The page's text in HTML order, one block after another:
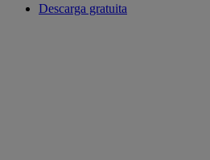
Descarga gratuita